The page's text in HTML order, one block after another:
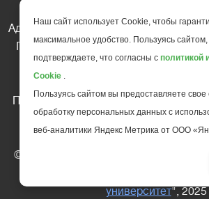
Адрес редакции: 185035 Россия,
Петрозаводск, ул. Фридриха
Телефон редакции: +7 (499)
Перепечатка материалов газеты
письменного разрешения
Ссылка на «Газету педагогов»
© АНО ДПО "Инновационный
повышения квалификации и
университет", 2025
Наш сайт использует Cookie, чтобы
максимальное удобство. Пользуясь
подтверждаете, что согласны с политикой
Cookie .
Пользуясь сайтом вы предоставляете свое
обработку персональных данных с
веб-аналитики Яндекс Метрика от ООО